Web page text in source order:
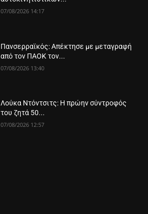
07/08/2026 14:17
Πανσερραϊκός: Απέκτησε με μεταγραφή
από τον ΠΑΟΚ τον...
07/08/2026 13:40
Λούκα Ντόντσιτς: Η πρώην σύντροφός
του ζητά 50...
07/08/2026 12:57